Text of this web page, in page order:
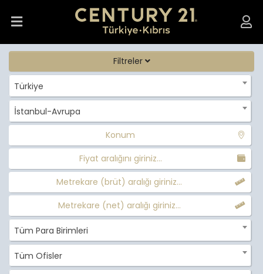
Filtreler
Türkiye
İstanbul-Avrupa
Konum
Fiyat aralığını giriniz...
Metrekare (brüt) aralığı giriniz...
Metrekare (net) aralığı giriniz...
Tüm Para Birimleri
Tüm Ofisler